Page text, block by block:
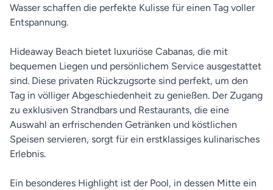
Wasser schaffen die perfekte Kulisse für einen Tag voller
Entspannung.
Hideaway Beach bietet luxuriöse Cabanas, die mit
bequemen Liegen und persönlichem Service ausgestattet
sind. Diese privaten Rückzugsorte sind perfekt, um den
Tag in völliger Abgeschiedenheit zu genießen. Der Zugang
zu exklusiven Strandbars und Restaurants, die eine
Auswahl an erfrischenden Getränken und köstlichen
Speisen servieren, sorgt für ein erstklassiges kulinarisches
Erlebnis.
Ein besonderes Highlight ist der Pool, in dessen Mitte ein